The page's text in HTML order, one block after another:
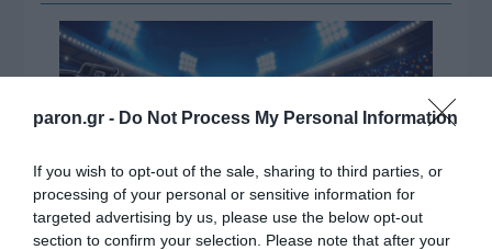
paron.gr - Do Not Process My Personal Information
If you wish to opt-out of the sale, sharing to third parties, or
processing of your personal or sensitive information for
targeted advertising by us, please use the below opt-out
section to confirm your selection. Please note that after your